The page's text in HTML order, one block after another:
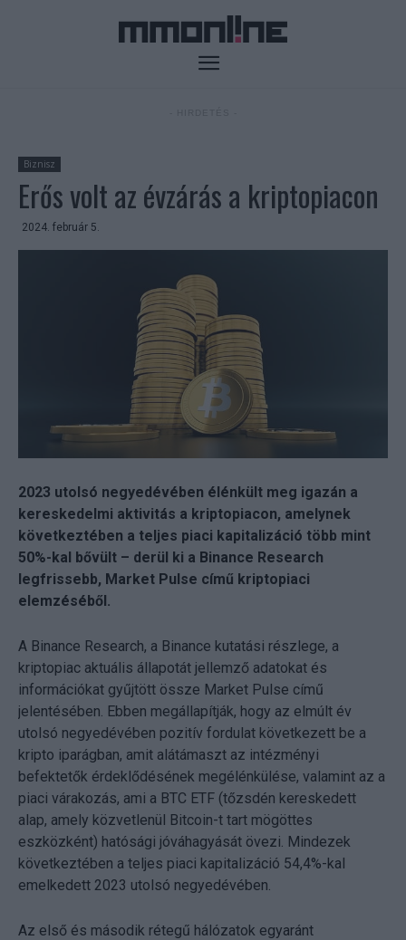
Biznisz
Erős volt az évzárás a kriptopiacon
2024. február 5.
2023 utolsó negyedévében élénkült meg igazán a
kereskedelmi aktivitás a kriptopiacon, amelynek
következtében a teljes piaci kapitalizáció több mint
50%-kal bővült – derül ki a Binance Research
legfrissebb, Market Pulse című kriptopiaci
elemzéséből.
A Binance Research, a Binance kutatási részlege, a
kriptopiac aktuális állapotát jellemző adatokat és
információkat gyűjtött össze Market Pulse című
jelentésében. Ebben megállapítják, hogy az elmúlt év
utolsó negyedévében pozitív fordulat következett be a
kripto iparágban, amit alátámaszt az intézményi
befektetők érdeklődésének megélénkülése, valamint az a
piaci várakozás, ami a BTC ETF (tőzsdén kereskedett
alap, amely közvetlenül Bitcoin-t tart mögöttes
eszközként) hatósági jóváhagyását övezi. Mindezek
következtében a teljes piaci kapitalizáció 54,4%-kal
emelkedett 2023 utolsó negyedévében.
Az első és második rétegű hálózatok egyaránt